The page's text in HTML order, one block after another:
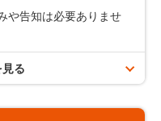
について
客さまの生年月日で
や告知は必要ありませ
る